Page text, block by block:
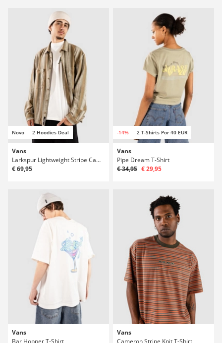
Novo 2 Hoodies Deal
Vans
Larkspur Lightweight Stripe Camisa
€ 69,95
-14% 2 T-Shirts Por 40 EUR
Vans
Pipe Dream T-Shirt
€ 34,95 € 29,95
Vans
Bar Hopper T-Shirt
Vans
Cameron Stripe Knit T-Shirt